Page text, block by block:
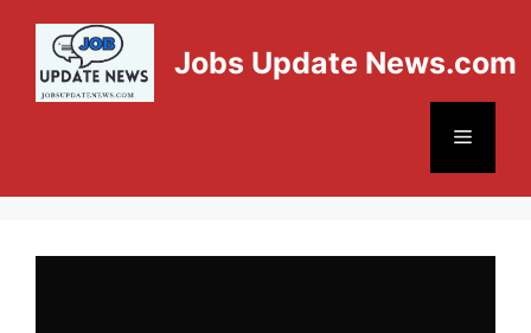
Jobs Update News.com